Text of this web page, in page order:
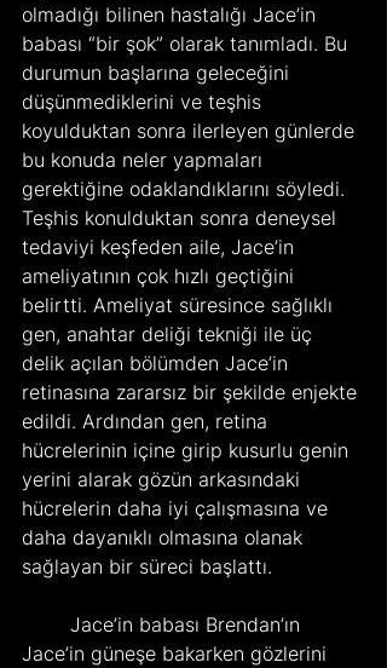
olmadığı bilinen hastalığı Jace’in
babası “bir şok” olarak tanımladı. Bu
durumun başlarına geleceğini
düşünmediklerini ve teşhis
koyulduktan sonra ilerleyen günlerde
bu konuda neler yapmaları
gerektiğine odaklandıklarını söyledi.
Teşhis konulduktan sonra deneysel
tedaviyi keşfeden aile, Jace’in
ameliyatının çok hızlı geçtiğini
belirtti. Ameliyat süresince sağlıklı
gen, anahtar deliği tekniği ile üç
delik açılan bölümden Jace’in
retinasına zararsız bir şekilde enjekte
edildi. Ardından gen, retina
hücrelerinin içine girip kusurlu genin
yerini alarak gözün arkasındaki
hücrelerin daha iyi çalışmasına ve
daha dayanıklı olmasına olanak
sağlayan bir süreci başlattı.
Jace’in güneşe bakarken gözlerini